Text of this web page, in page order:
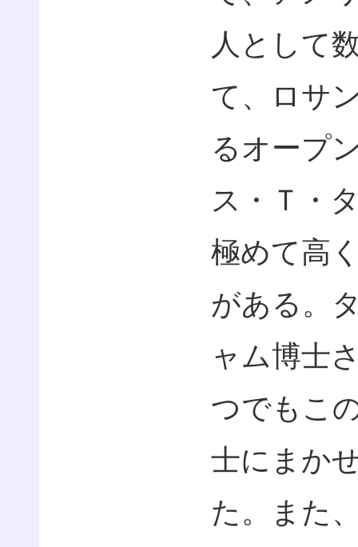
人として
て、ロサ
るオープ
ス・Ｔ・
極めて高
がある。
ャム博士
つでもこ
士にまか
た。また